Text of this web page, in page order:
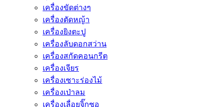
เครื่องขัดต่างๆ
เครื่องตัดหญ้า
เครื่องยิงตะปู
เครื่องลับดอกสว่าน
เครื่องสกัดคอนกรีต
เครื่องเจียร
เครื่องเซาะร่องไม้
เครื่องเป่าลม
เครื่องเลื่อยจิ๊กซอ